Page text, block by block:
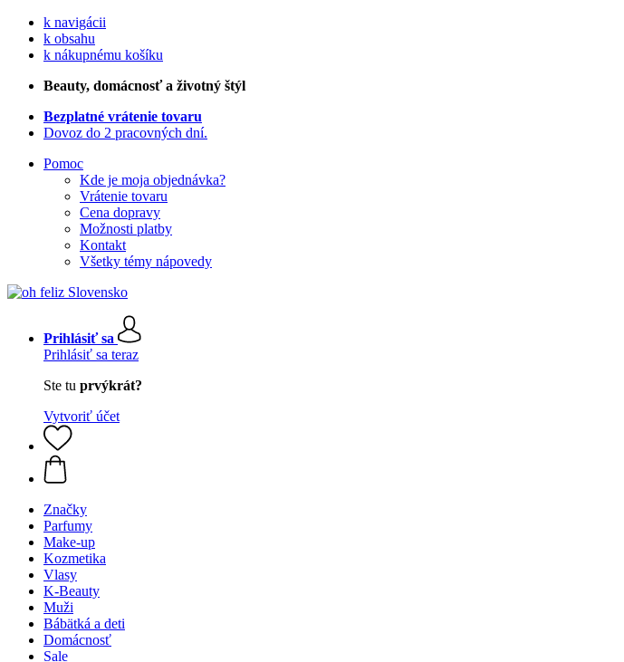
k navigácii
k obsahu
k nákupnému košíku
Beauty, domácnosť a životný štýl
Bezplatné vrátenie tovaru
Dovoz do 2 pracovných dní.
Pomoc
Kde je moja objednávka?
Vrátenie tovaru
Cena dopravy
Možnosti platby
Kontakt
Všetky témy nápovedy
Prihlásiť sa
Prihlásiť sa teraz
Ste tu prvýkrát?
Vytvoriť účet
Značky
Parfumy
Make-up
Kozmetika
Vlasy
K-Beauty
Muži
Bábätká a deti
Domácnosť
Sale